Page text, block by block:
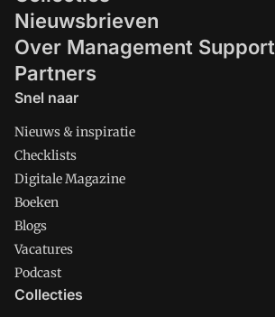
Nieuwsbrieven
Over Management Support
Partners
Snel naar
Nieuws & inspiratie
Checklists
Digitale Magazine
Boeken
Blogs
Vacatures
Podcast
Collecties